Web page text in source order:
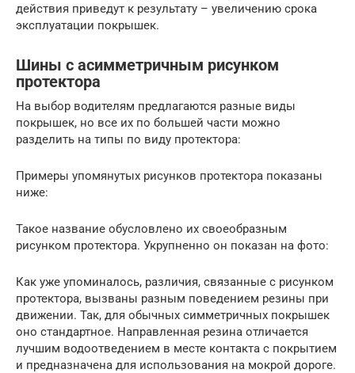
действия приведут к результату – увеличению срока
эксплуатации покрышек.
Шины с асимметричным рисунком
протектора
На выбор водителям предлагаются разные виды
покрышек, но все их по большей части можно
разделить на типы по виду протектора:
Примеры упомянутых рисунков протектора показаны
ниже:
Такое название обусловлено их своеобразным
рисунком протектора. Укрупненно он показан на фото:
Как уже упоминалось, различия, связанные с рисунком
протектора, вызваны разным поведением резины при
движении. Так, для обычных симметричных покрышек
оно стандартное. Направленная резина отличается
лучшим водоотведением в месте контакта с покрытием
и предназначена для использования на мокрой дороге.